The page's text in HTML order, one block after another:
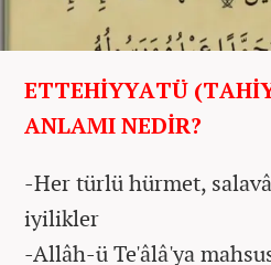
ETTEHİYYATÜ
ANLAMI NEDİR?
-Her türlü hürmet,
iyilikler
-Allâh-ü Te'âlâ'ya